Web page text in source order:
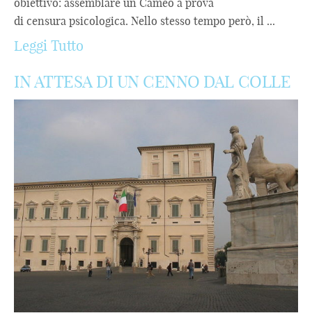
obiettivo: assemblare un Cameo a prova
di censura psicologica. Nello stesso tempo però, il ...
Leggi Tutto
IN ATTESA DI UN CENNO DAL COLLE